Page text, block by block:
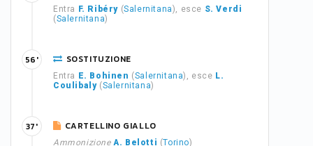
Entra F. Ribéry (Salernitana), esce S. Verdi
(Salernitana)
SOSTITUZIONE
Entra E. Bohinen (Salernitana), esce L.
Coulibaly(Salernitana)
56'
CARTELLINO GIALLO
Ammonizione A. Belotti (Torino)
37'